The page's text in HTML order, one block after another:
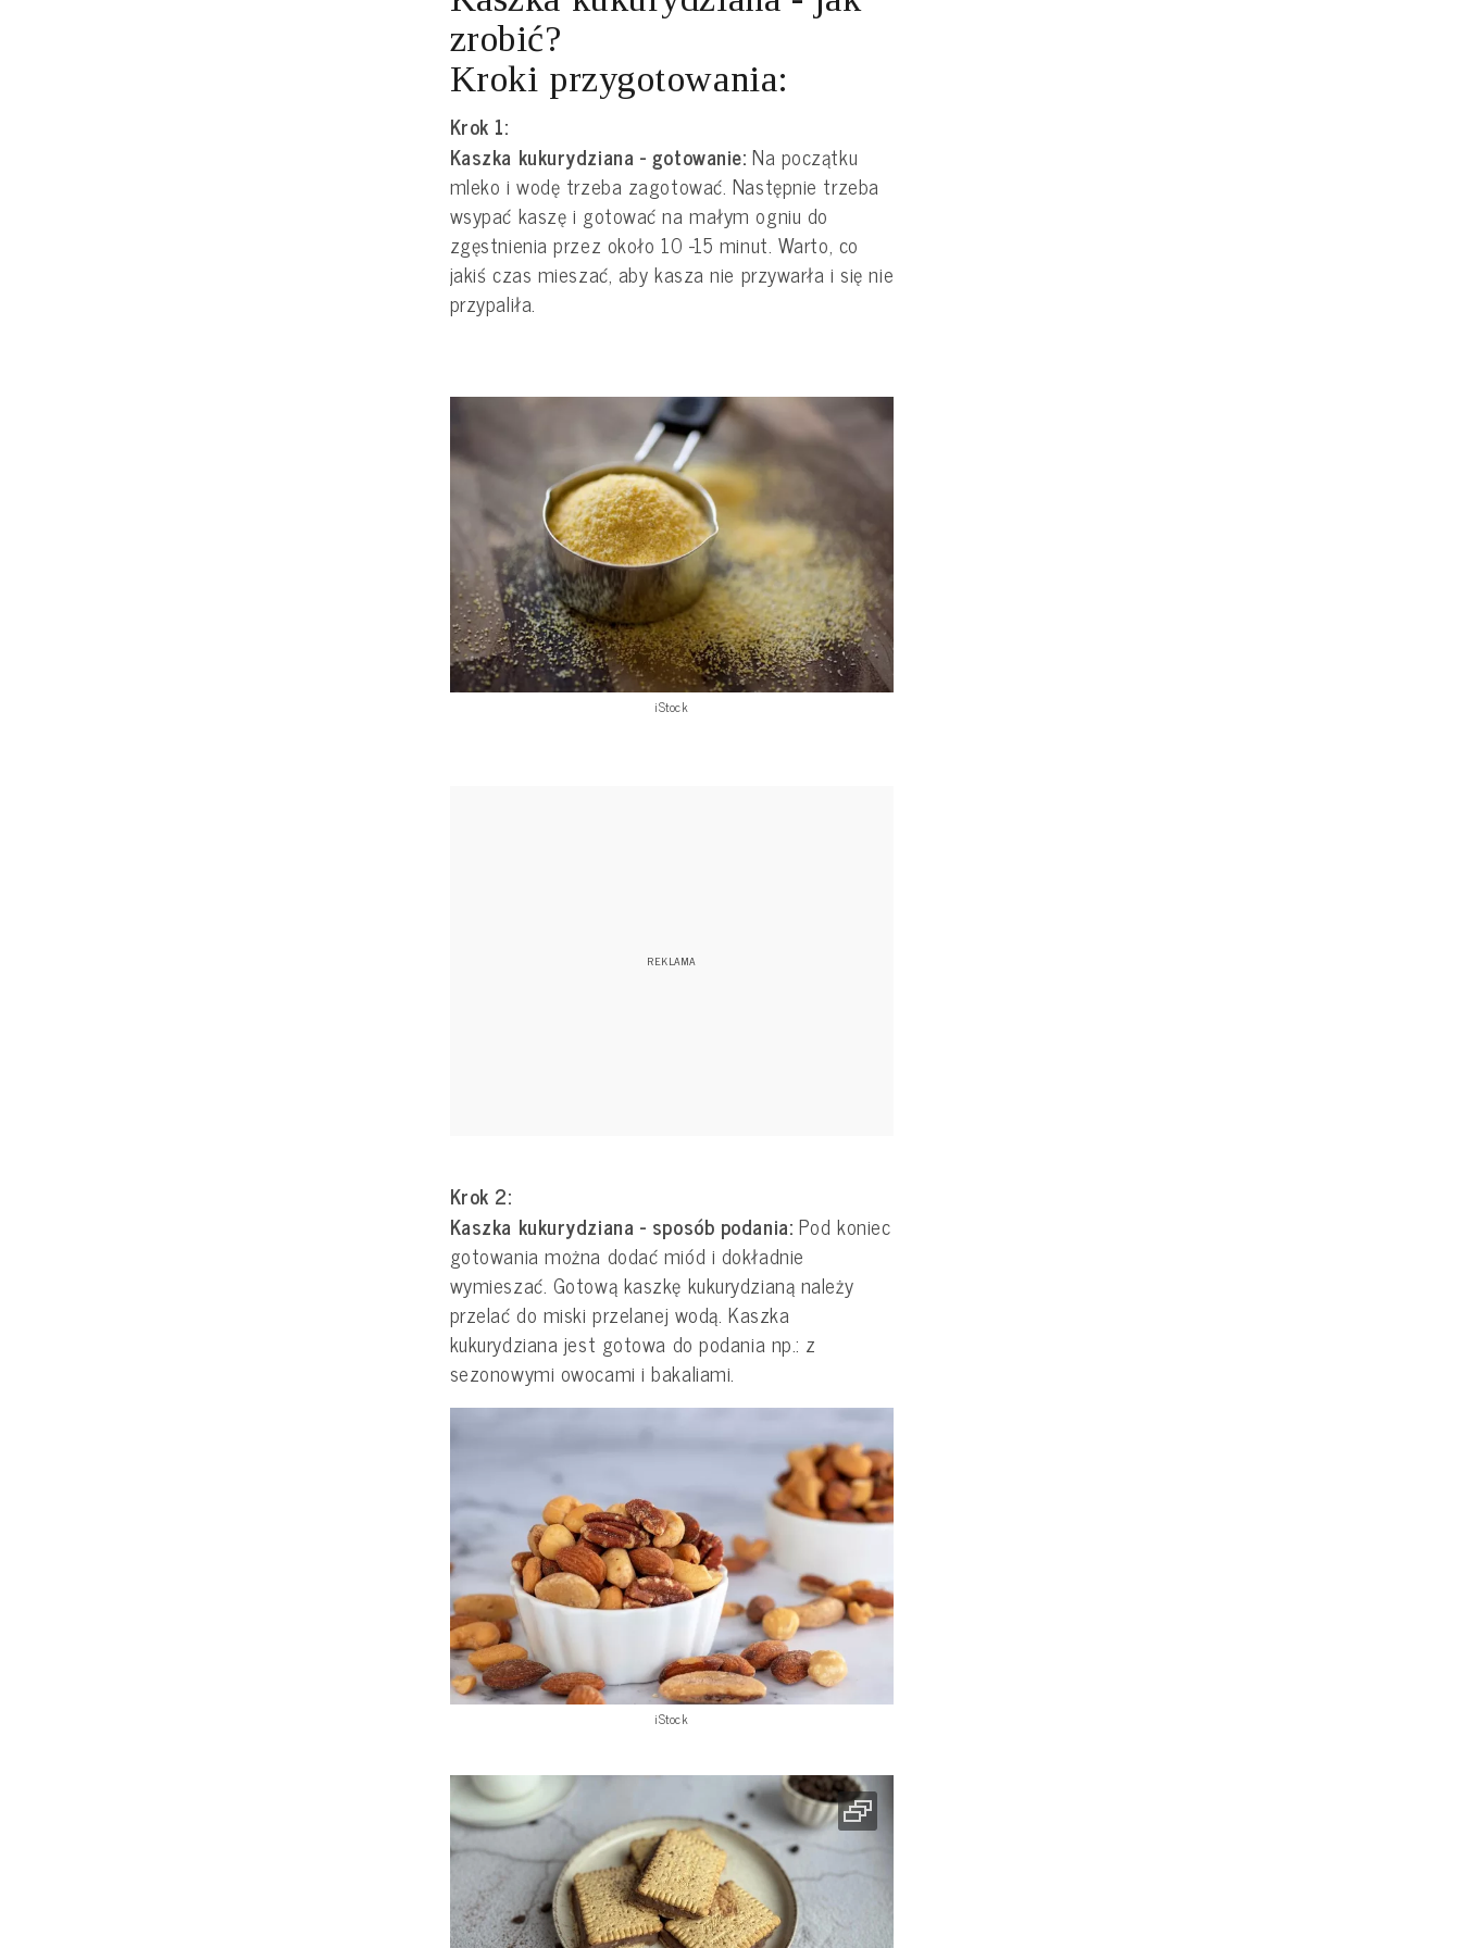
zrobić?
Kroki przygotowania:
Krok 1:
Kaszka kukurydziana - gotowanie: Na początku
mleko i wodę trzeba zagotować. Następnie trzeba
wsypać kaszę i gotować na małym ogniu do
zgęstnienia przez około 10 -15 minut. Warto, co
jakiś czas mieszać, aby kasza nie przywarła i się nie
przypaliła.
iStock
Krok 2:
Kaszka kukurydziana - sposób podania: Pod koniec
gotowania można dodać miód i dokładnie
wymieszać. Gotową kaszkę kukurydzianą należy
przelać do miski przelanej wodą. Kaszka
kukurydziana jest gotowa do podania np.: z
sezonowymi owocami i bakaliami.
iStock